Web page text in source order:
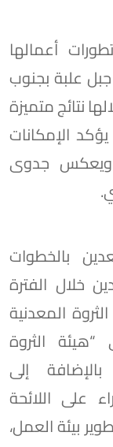
أعمالها
جبل علبة بجنوب
نتائج متميزة
الإمكانات
ويعكس جدوى
بالخطوات
خلال الفترة
المعدنية
الثروة
بالإضافة إلى
على اللائحة
بيئة العمل،